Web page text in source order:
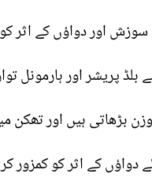
اور دواؤں کے اثر
پریشر اور ہارمونل
بڑھاتی ہیں اور تھکن
دواؤں کے اثر کو